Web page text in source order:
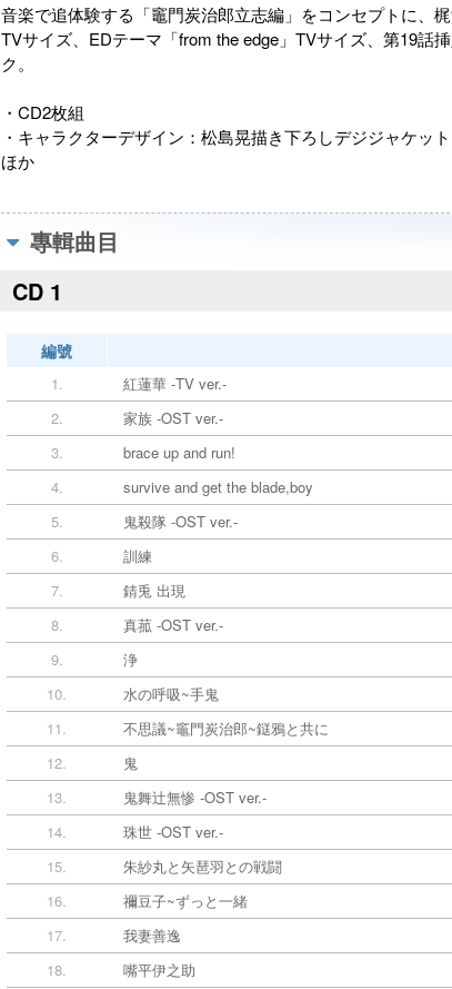
音楽で追体験する「竈門炭治郎立志編」をコンセプトに、
TVサイズ、EDテーマ「from the edge」TVサイズ、第19話
ク。
・CD2枚組
・キャラクターデザイン：松島晃描き下ろしデジジャケット
ほか
專輯曲目
CD 1
編號
1.
紅蓮華 -TV ver.-
2.
家族 -OST ver.-
3.
brace up and run!
4.
survive and get the blade,boy
5.
鬼殺隊 -OST ver.-
6.
訓練
7.
錆兎 出現
8.
真菰 -OST ver.-
9.
浄
10.
水の呼吸~手鬼
11.
不思議~竈門炭治郎~鎹鴉と共に
12.
鬼
13.
鬼舞辻無惨 -OST ver.-
14.
珠世 -OST ver.-
15.
朱紗丸と矢琶羽との戦闘
16.
禰豆子~ずっと一緒
17.
我妻善逸
18.
嘴平伊之助